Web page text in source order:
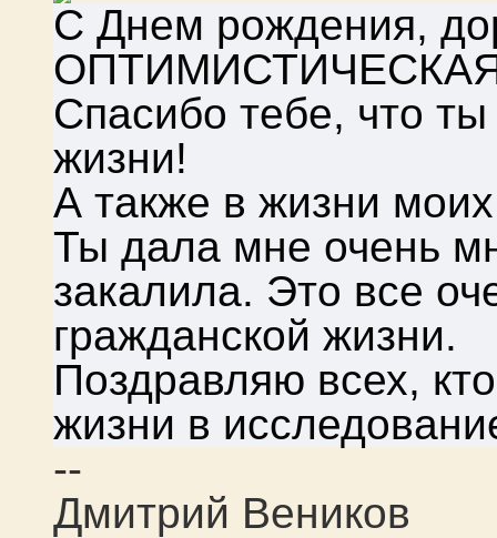
С Днем рождения,
Спасибо тебе, что
жизни!
А также в жизни
Ты дала мне очень
закалила. Это все
гражданской жизни.
Поздравляю всех,
жизни в
--
Дмитрий Веников